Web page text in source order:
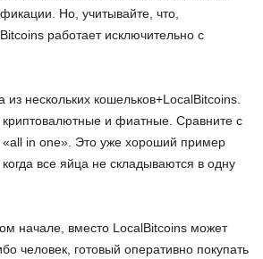
Но, учитывайте, что,
работает исключительно с
из нескольких кошельков+LocalBitcoins.
криптовалютные и фиатные. Сравните с
in one». Это уже хороший пример
все яйца не складываются в одну
начале, вместо LocalBitcoins может
человек, готовый оперативно покупать